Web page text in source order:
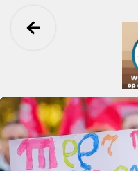
Ga terug
Pictio